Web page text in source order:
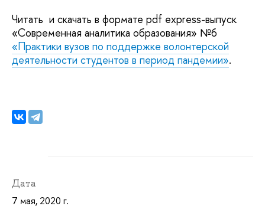
Читать и скачать в формате pdf express-выпуск
«Современная аналитика образования» №6
«Практики вузов по поддержке волонтерской
деятельности студентов в период пандемии».
Дата
7 мая, 2020 г.